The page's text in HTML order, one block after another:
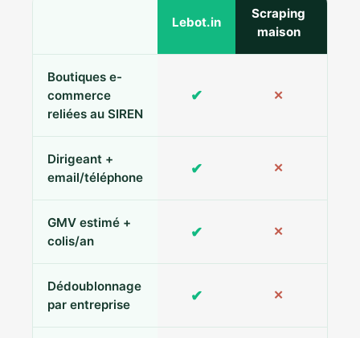
Lebot.in
Scraping
maison
Boutiques e-
commerce
reliées au SIREN
✔ ✕
Dirigeant +
email/téléphone
✔ ✕
GMV estimé +
colis/an
✔ ✕
Dédoublonnage
par entreprise
✔ ✕